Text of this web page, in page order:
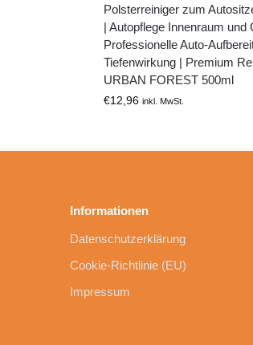
Polsterreiniger zum
| Autopflege Innenraum und
Professionelle Auto-
Tiefenwirkung | Premium
URBAN FOREST 500ml
€12,96 inkl. MwSt.
Informationen
Datenschutzerklärung
Cookie-Richtlinie (EU)
Impressum